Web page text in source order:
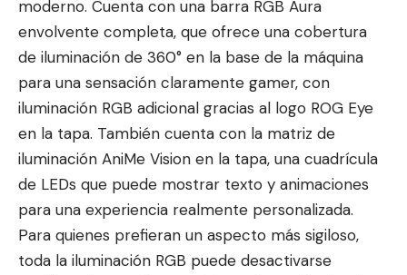
moderno. Cuenta con una barra RGB Aura
envolvente completa, que ofrece una cobertura
de iluminación de 360° en la base de la máquina
para una sensación claramente gamer, con
iluminación RGB adicional gracias al logo ROG Eye
en la tapa. También cuenta con la matriz de
iluminación AniMe Vision en la tapa, una cuadrícula
de LEDs que puede mostrar texto y animaciones
para una experiencia realmente personalizada.
Para quienes prefieran un aspecto más sigiloso,
toda la iluminación RGB puede desactivarse